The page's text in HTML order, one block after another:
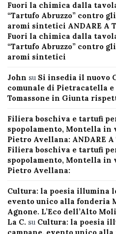
Fuori la chimica dalla
“Tartufo Abruzzo” contro
aromi sintetici ANDARE A
Fuori la chimica dalla
“Tartufo Abruzzo” contro
aromi sintetici
John su Si insedia il nuovo
comunale di Pietracatella
Tomassone in Giunta
Filiera boschiva e tartufi
spopolamento, Montella in
Pietro Avellana: ANDARE A
Filiera boschiva e tartufi
spopolamento, Montella in
Pietro Avellana:
Cultura: la poesia illumina
evento unico alla fonderia
Agnone. L’Eco dell’Alto
La C. su Cultura: la poesia